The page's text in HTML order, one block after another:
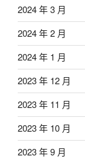
2024 年 3 月
2024 年 2 月
2024 年 1 月
2023 年 12 月
2023 年 11 月
2023 年 10 月
2023 年 9 月